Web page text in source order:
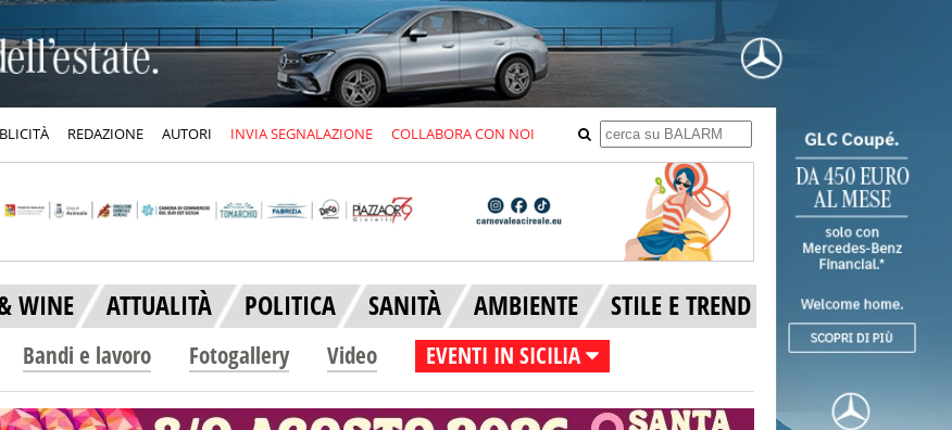
REDAZIONE AUTORI INVIA SEGNALAZIONE COLLABORA CON NOI
WINE ATTUALITÀ POLITICA SANITÀ AMBIENTE STILE E TREND
Bandi e lavoro Fotogallery Video EVENTI IN SICILIA